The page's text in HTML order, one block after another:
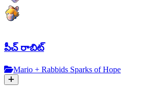
పీచ్ రాబిట్
Mario + Rabbids Sparks of Hope